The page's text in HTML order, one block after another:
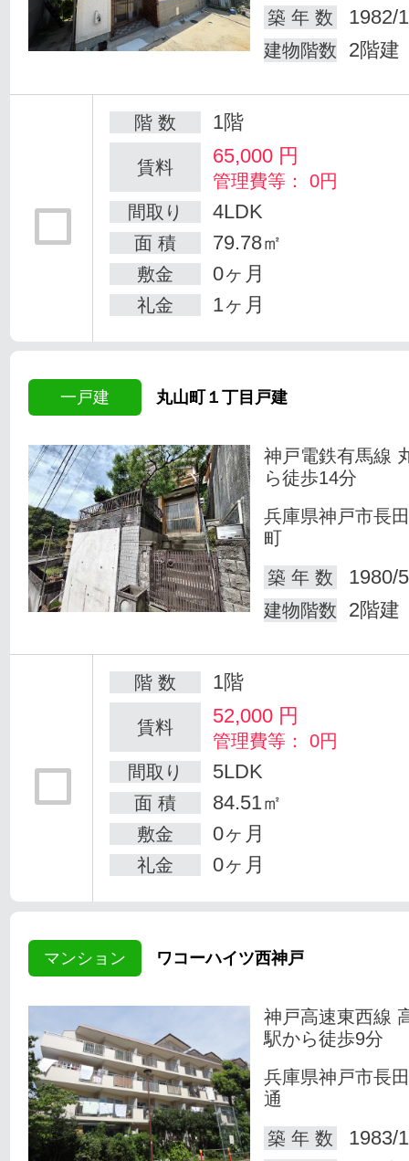
築 年 数
1982/
建物階数 2階建
階 数 1階
賃料 65,000 円
管理費等： 0円
間取り
4LDK
面 積 79.78㎡
敷金 0ヶ月
礼金 1ヶ月
一戸建 丸山町１丁目戸建
神戸電鉄有馬線
ら徒歩14分
兵庫県神戸市長
町
築 年 数
1980/
建物階数 2階建
階 数 1階
賃料 52,000 円
管理費等： 0円
間取り
5LDK
面 積 84.51㎡
敷金 0ヶ月
礼金 0ヶ月
マンション ワコーハイツ西神戸
神戸高速東西線
駅から徒歩9分
兵庫県神戸市長
通
築 年 数
1983/